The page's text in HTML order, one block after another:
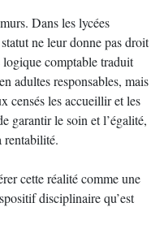
Dans les lycées
ne leur donne pas droit
comptable traduit
adultes responsables, mais
censés les accueillir et les
garantir le soin et l’égalité,
rentabilité.
cette réalité comme une
disciplinaire qu’est